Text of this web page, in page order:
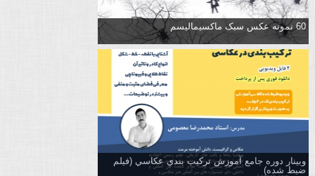
60 نمونه عکس سبک ماکسیمالیسم
وبینار دوره جامع آموزش تركيب بندي عكاسي (فیلم
ضبط شده)